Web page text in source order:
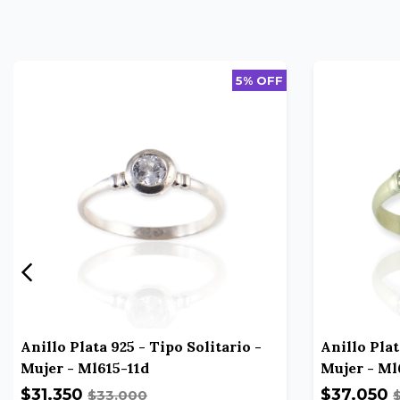
5% OFF
Anillo Plata 925 - Tipo Solitario -
Mujer - Ml615-11d
$31.350 $33.000
Anillo
Mujer -
$37.050